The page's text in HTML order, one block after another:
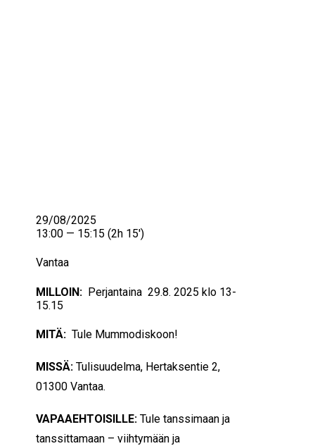
MILLOIN: Perjantaina 29.8. 2025 klo 13-
15.15
MITÄ: Tule Mummodiskoon!
MISSÄ: Tulisuudelma, Hertaksentie 2,
01300 Vantaa.
VAPAAEHTOISILLE: Tule tanssimaan ja
tanssittamaan – viihtymään ja
29/08/2025
13:00 — 15:15 (2h 15′)
Vantaa